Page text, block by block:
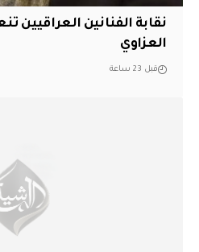
نقابة الفنانين العراقيين
العزاوي
قبل 23 ساعة